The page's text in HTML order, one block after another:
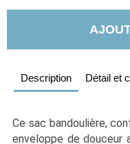
Description Détail et
Ce sac bandoulière,
enveloppe de douceur